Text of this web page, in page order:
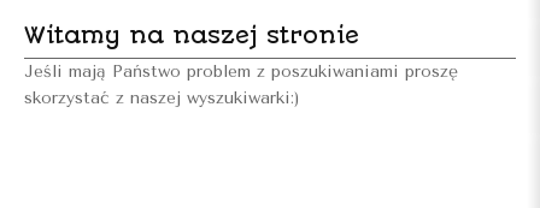
Witamy na naszej stronie
Jeśli mają Państwo problem z poszukiwaniami proszę
skorzystać z naszej wyszukiwarki:)